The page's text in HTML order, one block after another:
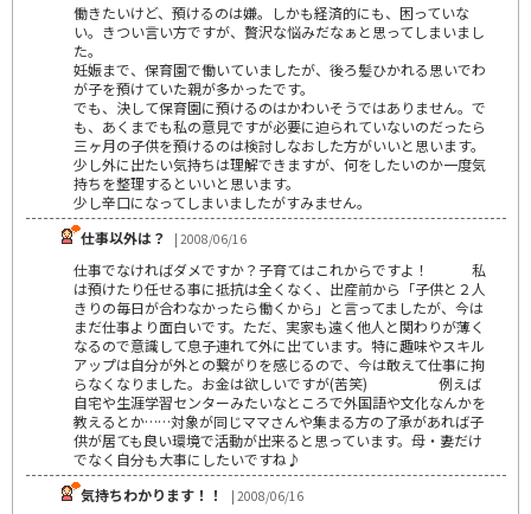
働きたいけど、預けるのは嫌。しかも経済的にも、困っていな
い。きつい言い方ですが、贅沢な悩みだなぁと思ってしまいまし
た。
妊娠まで、保育園で働いていましたが、後ろ髪ひかれる思いでわ
が子を預けていた親が多かったです。
でも、決して保育園に預けるのはかわいそうではありません。で
も、あくまでも私の意見ですが必要に迫られていないのだったら
三ヶ月の子供を預けるのは検討しなおした方がいいと思います。
少し外に出たい気持ちは理解できますが、何をしたいのか一度気
持ちを整理するといいと思います。
少し辛口になってしまいましたがすみません。
仕事以外は？
| 2008/06/16
仕事でなければダメですか？子育てはこれからですよ！ 私
は預けたり任せる事に抵抗は全くなく、出産前から「子供と２人
きりの毎日が合わなかったら働くから」と言ってましたが、今は
まだ仕事より面白いです。ただ、実家も遠く他人と関わりが薄く
なるので意識して息子連れて外に出ています。特に趣味やスキル
アップは自分が外との繋がりを感じるので、今は敢えて仕事に拘
らなくなりました。お金は欲しいですが(苦笑) 例えば
自宅や生涯学習センターみたいなところで外国語や文化なんかを
教えるとか……対象が同じママさんや集まる方の了承があれば子
供が居ても良い環境で活動が出来ると思っています。母・妻だけ
でなく自分も大事にしたいですね♪
気持ちわかります！！
| 2008/06/16